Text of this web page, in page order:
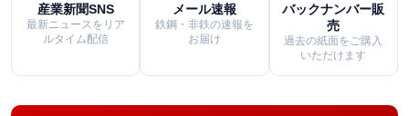
産業新聞SNS
最新ニュースをリア
ルタイム配信
メール速報
鉄鋼・非鉄の速報を
お届け
バックナンバー販
売
過去の紙面をご購入
いただけます